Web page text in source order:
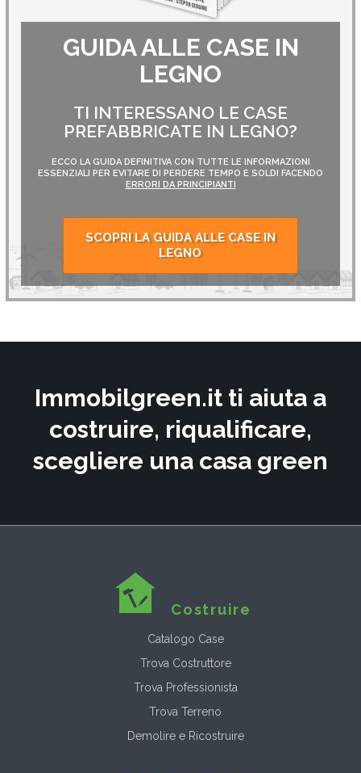
GUIDA ALLE CASE IN
LEGNO
TI INTERESSANO LE CASE
PREFABBRICATE IN LEGNO?
ECCO LA GUIDA DEFINITIVA CON TUTTE LE INFORMAZIONI
ESSENZIALI PER EVITARE DI PERDERE TEMPO E SOLDI FACENDO
ERRORI DA PRINCIPIANTI
SCOPRI LA GUIDA ALLE CASE IN
LEGNO
Immobilgreen.it ti aiuta a
costruire, riqualificare,
scegliere una casa green
Costruire
Catalogo Case
Trova Costruttore
Trova Professionista
Trova Terreno
Demolire e Ricostruire